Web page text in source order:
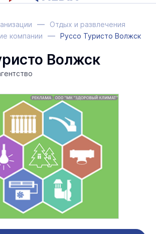
Отдых и развлечения
компании
Руссо Туристо Волжск
Волжск